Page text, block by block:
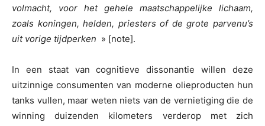
volmacht, voor het gehele maatschappelijke lichaam,
zoals koningen, helden, priesters of de grote parvenu’s
uit vorige tijdperken » [note].
In een staat van cognitieve dissonantie willen deze
uitzinnige consumenten van moderne olieproducten hun
tanks vullen, maar weten niets van de vernietiging die de
winning duizenden kilometers verderop met zich